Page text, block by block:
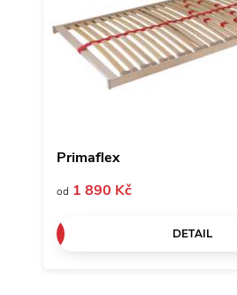
Primaflex
od 1 890 Kč
DETAIL